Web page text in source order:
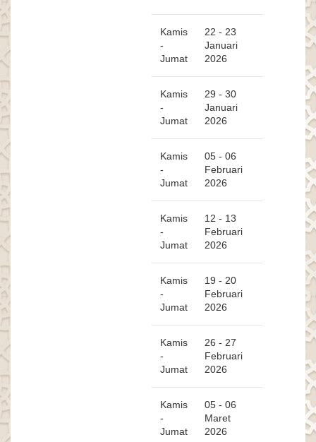
Kamis
-
Jumat
22 - 23
Januari
2026
Kamis
-
Jumat
29 - 30
Januari
2026
Kamis
-
Jumat
05 - 06
Februari
2026
Kamis
-
Jumat
12 - 13
Februari
2026
Kamis
-
Jumat
19 - 20
Februari
2026
Kamis
-
Jumat
26 - 27
Februari
2026
Kamis
-
Jumat
05 - 06
Maret
2026